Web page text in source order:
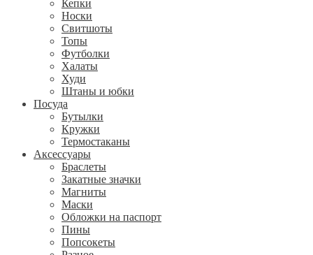
Кепки
Носки
Свитшоты
Топы
Футболки
Халаты
Худи
Штаны и юбки
Посуда
Бутылки
Кружки
Термостаканы
Аксессуары
Браслеты
Закатные значки
Магниты
Маски
Обложки на паспорт
Пины
Попсокеты